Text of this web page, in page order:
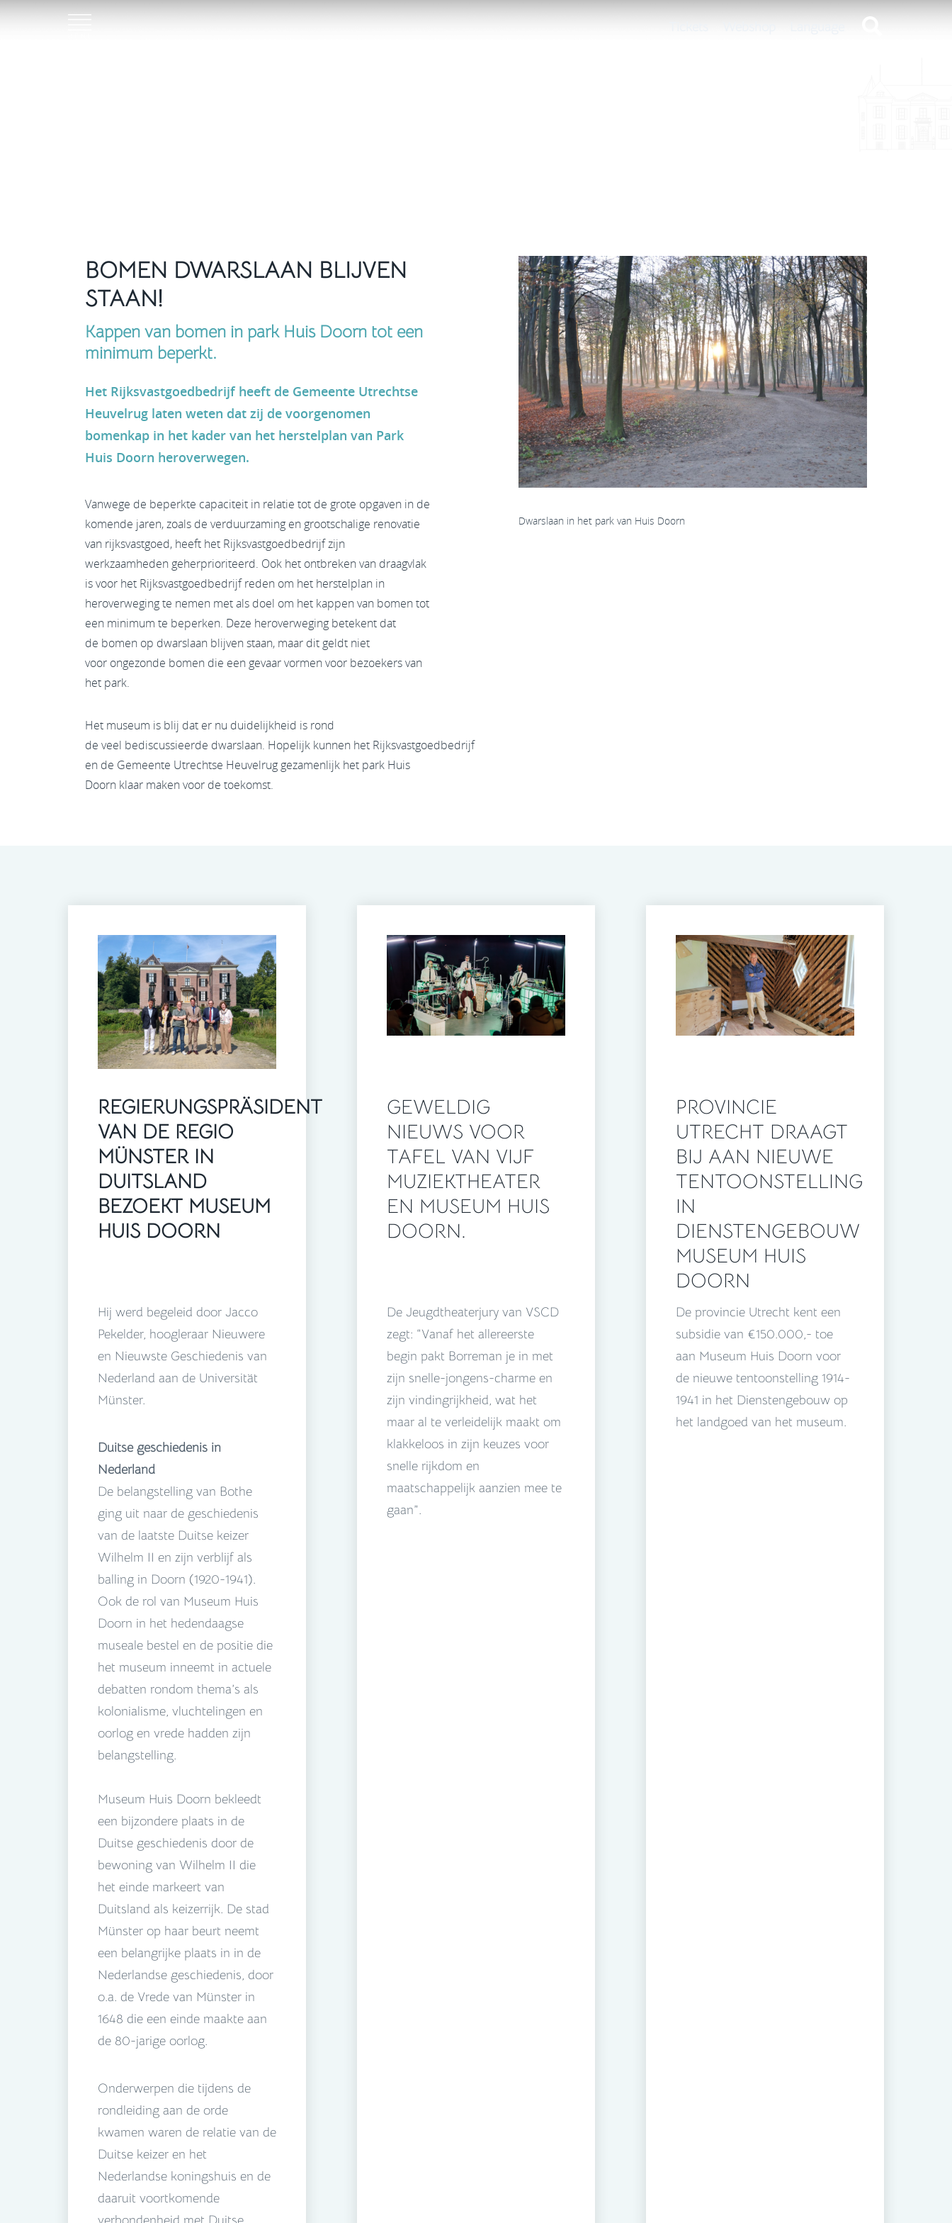
Dwarslaan in het park van Huis Doorn
BOMEN DWARSLAAN BLIJVEN
STAAN!
Kappen van bomen in park Huis Doorn tot een
minimum beperkt.
Het Rijksvastgoedbedrijf heeft de Gemeente Utrechtse
Heuvelrug laten weten dat zij de voorgenomen
bomenkap in het kader van het herstelplan van Park
Huis Doorn heroverwegen.
Vanwege de beperkte capaciteit in relatie tot de grote opgaven in de
komende jaren, zoals de verduurzaming en grootschalige renovatie
van rijksvastgoed, heeft het Rijksvastgoedbedrijf zijn
werkzaamheden geherprioriteerd. Ook het ontbreken van draagvlak
is voor het Rijksvastgoedbedrijf reden om het herstelplan in
heroverweging te nemen met als doel om het kappen van bomen tot
een minimum te beperken. Deze heroverweging betekent dat
de bomen op dwarslaan blijven staan, maar dit geldt niet
voor ongezonde bomen die een gevaar vormen voor bezoekers van
het park.
Het museum is blij dat er nu duidelijkheid is rond
de veel bediscussieerde dwarslaan. Hopelijk kunnen het Rijksvastgoedbedrijf
en de Gemeente Utrechtse Heuvelrug gezamenlijk het park Huis
Doorn klaar maken voor de toekomst.
REGIERUNGSPRÄSIDENT
VAN DE REGIO
MÜNSTER IN
DUITSLAND
BEZOEKT MUSEUM
HUIS DOORN
Hij werd begeleid door Jacco
Pekelder, hoogleraar Nieuwere
en Nieuwste Geschiedenis van
Nederland aan de Universität
Münster.
Duitse geschiedenis in
Nederland
De belangstelling van Bothe
ging uit naar de geschiedenis
van de laatste Duitse keizer
Wilhelm II en zijn verblijf als
balling in Doorn (1920-1941).
Ook de rol van Museum Huis
Doorn in het hedendaagse
museale bestel en de positie die
het museum inneemt in actuele
debatten rondom thema’s als
kolonialisme, vluchtelingen en
oorlog en vrede hadden zijn
belangstelling.
Museum Huis Doorn bekleedt
een bijzondere plaats in de
Duitse geschiedenis door de
bewoning van Wilhelm II die
het einde markeert van
Duitsland als keizerrijk. De stad
Münster op haar beurt neemt
een belangrijke plaats in in de
Nederlandse geschiedenis, door
o.a. de Vrede van Münster in
1648 die een einde maakte aan
de 80-jarige oorlog.
Onderwerpen die tijdens de
rondleiding aan de orde
kwamen waren de relatie van de
Duitse keizer en het
Nederlandse koningshuis en de
daaruit voortkomende
GEWELDIG
NIEUWS VOOR
TAFEL VAN VIJF
MUZIEKTHEATER
EN MUSEUM HUIS
DOORN.
De Jeugdtheaterjury van VSCD
zegt: “Vanaf het allereerste
begin pakt Borreman je in met
zijn snelle-jongens-charme en
zijn vindingrijkheid, wat het
maar al te verleidelijk maakt om
klakkeloos in zijn keuzes voor
snelle rijkdom en
maatschappelijk aanzien mee te
gaan”.
PROVINCIE
UTRECHT DRAAGT
BIJ AAN NIEUWE
TENTOONSTELLING
IN
DIENSTENGEBOUW
MUSEUM HUIS
DOORN
De provincie Utrecht kent een
subsidie van €150.000,- toe
aan Museum Huis Doorn voor
de nieuwe tentoonstelling 1914-
1941 in het Dienstengebouw op
het landgoed van het museum.